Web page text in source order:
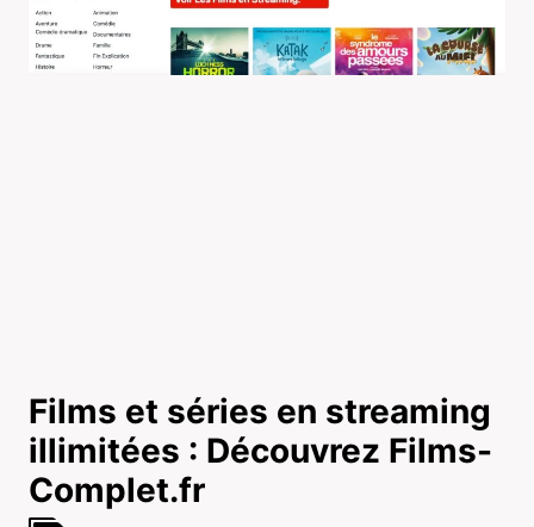
Films et séries en streaming
illimitées : Découvrez Films-
Complet.fr